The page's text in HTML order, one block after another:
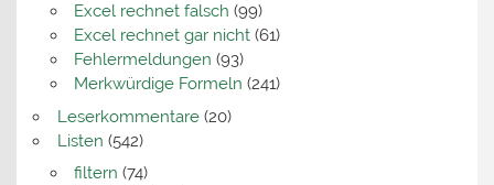
Excel rechnet falsch (99)
Excel rechnet gar nicht(61)
Fehlermeldungen (93)
Merkwürdige Formeln (241)
Leserkommentare(20)
Listen (542)
filtern (74)